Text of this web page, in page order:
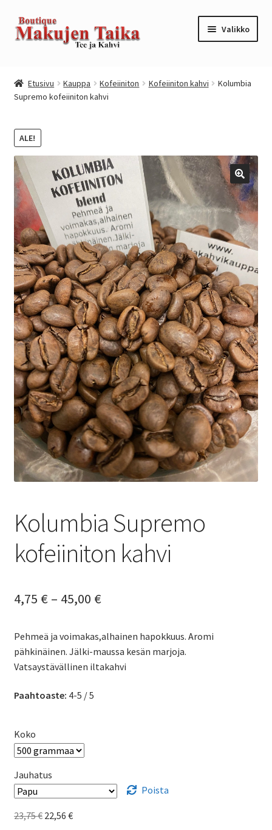
Siirry
navigointiin
Siirry
sisältöön
Valikko
Kanta-asiakkuusohjelma / loyalty program
Kassa
Kauppa
Oma tili
Ostoskori
Tilaus- ja sopimusehdot
Yrityksille
Etusivu Kauppa Kofeiiniton Kofeiiniton kahvi
Kolumbia
Supremo kofeiiniton kahvi
ALE!
Kolumbia Supremo
kofeiiniton kahvi
4,75 € – 45,00 €Hintaluokka:
-
45,00 €
Pehmeä ja voimakas,alhainen hapokkuus. Aromi
pähkinäinen. Jälki-maussa kesän marjoja.
Vatsaystävällinen iltakahvi
Paahtoaste: 4-5 / 5
Koko
Jauhatus
Poista
23,75€ Alkuperäinen
22,56 €Nykyinen